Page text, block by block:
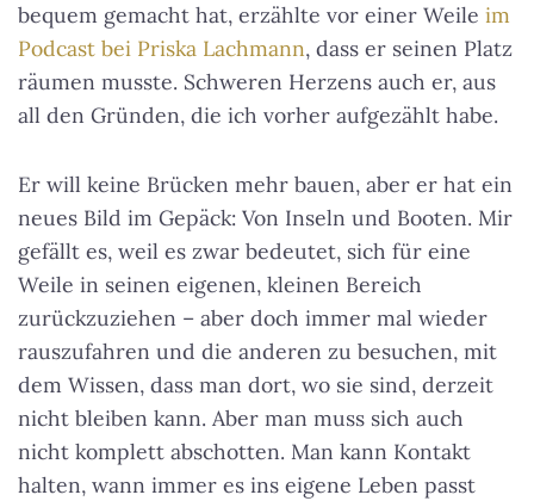
bequem gemacht hat, erzählte vor einer Weile im
Podcast bei Priska Lachmann, dass er seinen Platz
räumen musste. Schweren Herzens auch er, aus
all den Gründen, die ich vorher aufgezählt habe.
Er will keine Brücken mehr bauen, aber er hat ein
neues Bild im Gepäck: Von Inseln und Booten. Mir
gefällt es, weil es zwar bedeutet, sich für eine
Weile in seinen eigenen, kleinen Bereich
zurückzuziehen – aber doch immer mal wieder
rauszufahren und die anderen zu besuchen, mit
dem Wissen, dass man dort, wo sie sind, derzeit
nicht bleiben kann. Aber man muss sich auch
nicht komplett abschotten. Man kann Kontakt
halten, wann immer es ins eigene Leben passt